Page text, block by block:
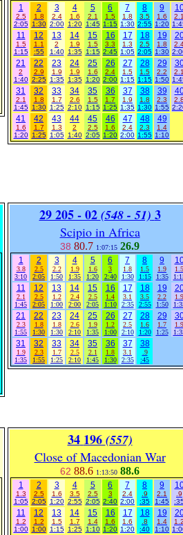
1
2.5
2:05
2
1.8
1:30
3
2.4
2:00
4
1.6
1:20
5
2.1
1:45
6
1.5
1:15
7
1.8
1:30
8
3.5
2:55
9
1.6
1:20
11
1.5
1:15
12
1.1
:55
13
2
1:40
14
1.9
1:35
15
1.5
1:15
16
3.3
2:45
17
1.3
1:05
18
2.5
2:05
19
1.8
1:30
21
2
1:40
22
2.9
2:25
23
1.9
1:35
24
1.9
1:35
25
1.6
1:20
26
2.4
2:00
27
1.5
1:15
28
1.5
1:15
29
2.2
1:50
31
2.1
1:45
32
1.8
1:30
33
1.7
1:25
34
2.6
2:10
35
1.5
1:15
36
1.7
1:25
37
1.9
1:35
38
1.8
1:30
39
2.3
1:55
41
1.6
1:20
42
1.7
1:25
43
1.3
1:05
44
2
1:40
45
2.5
2:05
46
1.6
1:20
47
2.4
2:00
48
2.3
1:55
49
1.4
1:10
29 205 - 02 (548 - 51) 3
Scipio in Africa
38 80.7 1:07:15 26.9
1
3.8
3:10
2
2.5
2:05
3
2.2
1:50
4
1.9
1:35
5
1.6
1:20
6
3
2:40
7
1.8
1:30
8
1.5
1:15
9
1.9
1:35
1.5
11
2.1
1:45
12
2.5
2:05
13
1.2
1:00
14
2.4
2:00
15
2.5
2:05
16
1.4
1:10
17
3.1
2:35
18
3.5
2:55
19
2.2
1:50
1.9
21
2.3
1:55
22
1.8
1:30
23
1.8
1:30
24
2.6
2:10
25
1.9
1:35
26
1.2
1:00
27
2.5
2:10
28
1.6
1:20
29
1.7
1:25
1.9
31
1.9
1:35
32
2.3
1:55
33
1.7
1:25
34
2.5
2:10
35
2.1
1:45
36
1.8
1:30
37
3.1
2:35
38
.9
:45
34 196 (557)
Close of Macedonian War
62 88.6 1:13:50 88.6
1
1.3
1:05
2
2.5
2:05
3
1.6
1:20
4
3.5
2:55
5
2.5
2:05
6
3
2:40
7
2.4
2:00
8
.9
:35
9
2.1
1:45
.9
11
1.2
1:00
12
1.2
1:00
13
1.5
1:15
14
1.7
1:25
15
1.4
1:10
16
1.6
1:20
17
1.6
1:20
18
.8
:40
19
1.4
1:10